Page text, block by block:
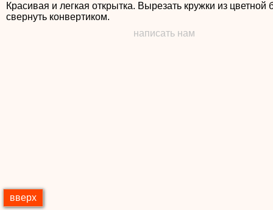
Красивая и легкая открытка. Вырезать кружки из цветной
свернуть конвертиком.
написать нам
вверх